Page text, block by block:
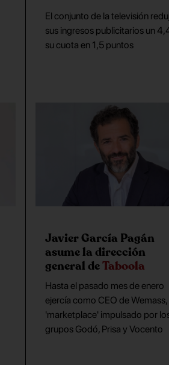
El conjunto de la televisión
sus ingresos publicitarios un
su cuota en 1,5 puntos
Javier García Pagán
asume la dirección
general deTaboola
Hasta el pasado mes de enero
ejercía como CEO de Wemass,
'marketplace' impulsado por
grupos Godó, Prisa y Vocento